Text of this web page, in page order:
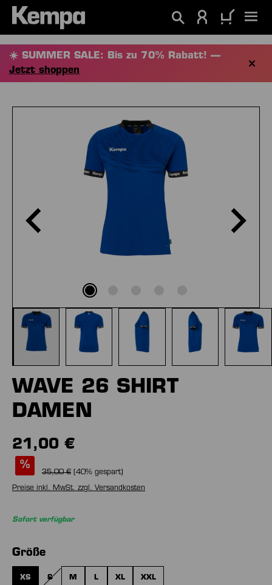
springen
☀️ SUMMER SALE: Bis zu 70% Rabatt! —
Jetzt shoppen
WAVE 26 SHIRT
DAMEN
21,00 €
%
35,00 € (40% gespart)
Preise inkl. MwSt. zzgl. Versandkosten
Sofort verfügbar
Größeauswählen
XS S M L XL XXL